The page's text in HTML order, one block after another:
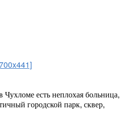
есть неплохая больница,
городской парк, сквер,